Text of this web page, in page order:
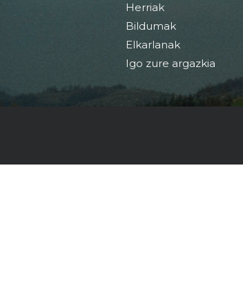
Herriak
Bildumak
Elkarlanak
Igo zure argazkia